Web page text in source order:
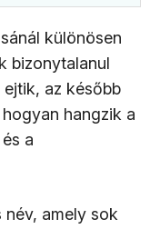
különösen
bizonytalanul
az később
hangzik a
a
név, amely sok